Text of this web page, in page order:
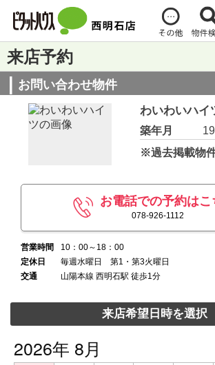
来店予約
お問い合わせ物件
わいわいハイ
築年月
※過去掲載物件
お電話での予約はこ
078-926-1112
営業時間
10：00～18：00
定休日
毎週水曜日 第1・第3火曜日
交通
山陽本線 西明石駅 徒歩1分
来店希望日時を選択
2026年 8月